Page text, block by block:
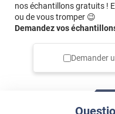
nos échantillons gratuits !
ou de vous tromper 😉
Demandez vos
Demander
*****
Il y a 1971
Facile à poser . Les
*****
Il y a 2010
Nous avons changé la
rideaux qui
positionner le film sur